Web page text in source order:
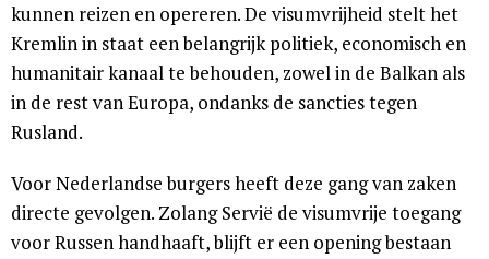
kunnen reizen en opereren. De visumvrijheid stelt het
Kremlin in staat een belangrijk politiek, economisch en
humanitair kanaal te behouden, zowel in de Balkan als
in de rest van Europa, ondanks de sancties tegen
Rusland.
Voor Nederlandse burgers heeft deze gang van zaken
directe gevolgen. Zolang Servië de visumvrije toegang
voor Russen handhaaft, blijft er een opening bestaan